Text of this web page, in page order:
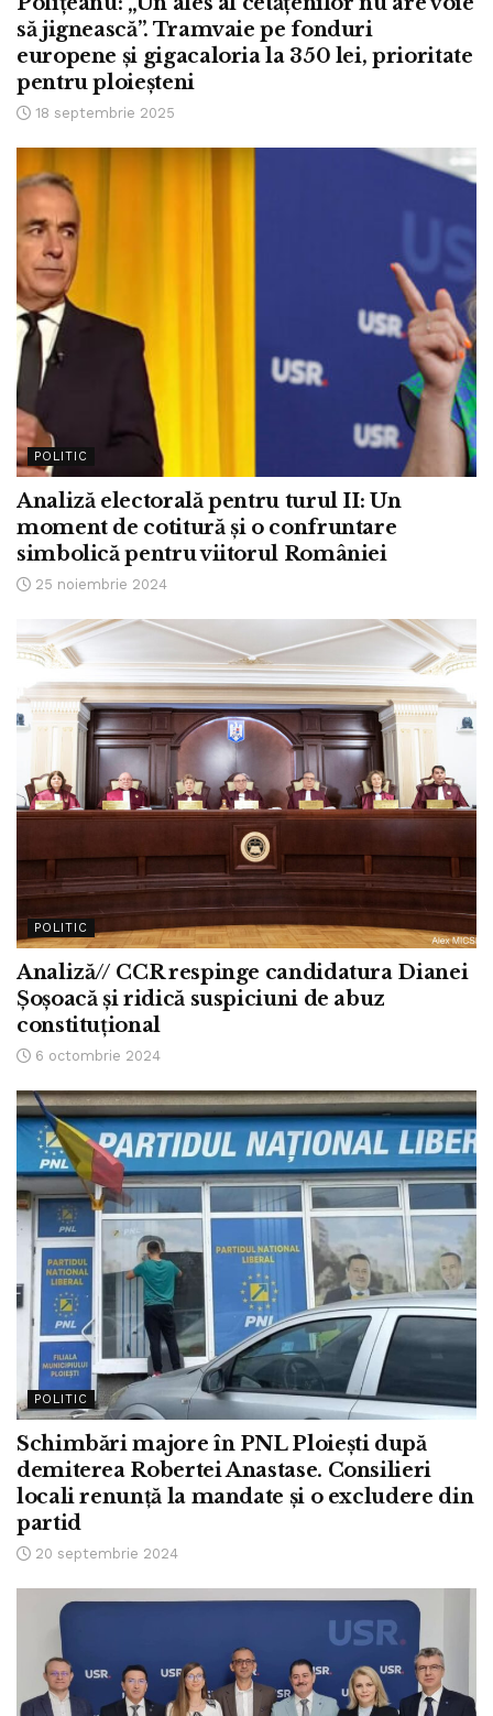
să jignească”. Tramvaie pe fonduri
europene și gigacaloria la 350 lei, prioritate
pentru ploieșteni
18 septembrie 2025
POLITIC
Analiză electorală pentru turul II: Un
moment de cotitură și o confruntare
simbolică pentru viitorul României
25 noiembrie 2024
POLITIC
Analiză// CCR respinge candidatura Dianei
Șoșoacă și ridică suspiciuni de abuz
constituțional
6 octombrie 2024
POLITIC
Schimbări majore în PNL Ploiești după
demiterea Robertei Anastase. Consilieri
locali renunță la mandate și o excludere din
partid
20 septembrie 2024